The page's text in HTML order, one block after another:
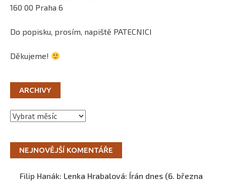
160 00 Praha 6
Do popisku, prosím, napiště PATECNICI
Děkujeme!
ARCHIVY
Archivy
NEJNOVĚJŠÍ KOMENTÁŘE
Filip Hanák: Lenka Hrabalová: Írán dnes (6. března